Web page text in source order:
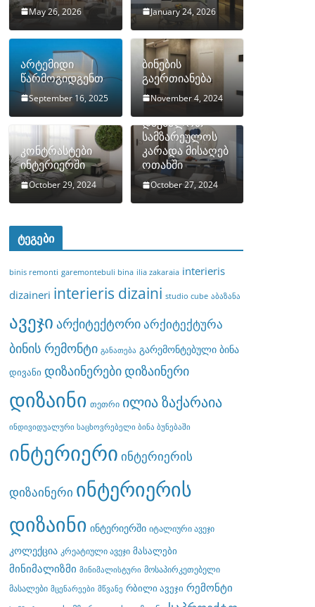
May 26, 2026 January 24, 2026
არტემიდი
წარმოგიდგენთ
September 16, 2025
ბინების
გაერთიანება
November 4, 2024
კონტრასტები
ინტერიერში
October 29, 2024
როგორ
დავმალოთ
სამზარეულოს
კარადა მისაღებ
ოთახში
October 27, 2024
ტეგები
binis remonti garemontebuli bina ilia zakaraia interieris
dizaineri interieris dizaini studio cube აბაზანა
ავეჯი არქიტექტორიარქიტექტურა
ბინის რემონტი განათება გარემონტებული ბინა
დივანი დიზაინერებიდიზაინერი
დიზაინი თეთრი ილია ზაქარაია
ინდივიდუალური საცხოვრებელი ბინა ბუნებაში
ინტერიერი ინტერიერის
დიზაინერი ინტერიერის
დიზაინი ინტერიერში იტალიური ავეჯი
კოლექცია კრეატიული ავეჯი მასალები
მინიმალიზმი მინიმალისტური მოსაპირკეთებელი
მასალები მცენარეები მწვანე რბილი ავეჯი რემონტი